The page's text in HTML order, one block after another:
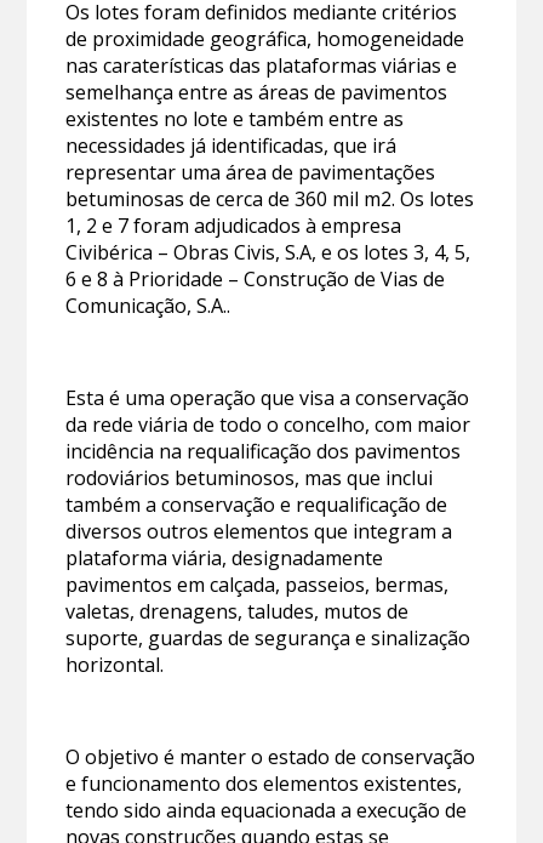
Os lotes foram definidos mediante critérios
de proximidade geográfica, homogeneidade
nas caraterísticas das plataformas viárias e
semelhança entre as áreas de pavimentos
existentes no lote e também entre as
necessidades já identificadas, que irá
representar uma área de pavimentações
betuminosas de cerca de 360 mil m2. Os lotes
1, 2 e 7 foram adjudicados à empresa
Civibérica – Obras Civis, S.A, e os lotes 3, 4, 5,
6 e 8 à Prioridade – Construção de Vias de
Comunicação, S.A..
Esta é uma operação que visa a conservação
da rede viária de todo o concelho, com maior
incidência na requalificação dos pavimentos
rodoviários betuminosos, mas que inclui
também a conservação e requalificação de
diversos outros elementos que integram a
plataforma viária, designadamente
pavimentos em calçada, passeios, bermas,
valetas, drenagens, taludes, mutos de
suporte, guardas de segurança e sinalização
horizontal.
O objetivo é manter o estado de conservação
e funcionamento dos elementos existentes,
tendo sido ainda equacionada a execução de
novas construções quando estas se